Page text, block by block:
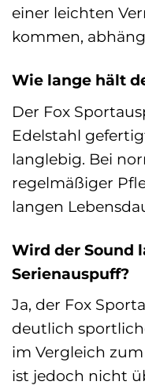
einer leichten
kommen,
Wie lange hält
Der Fox
Edelstahl
langlebig. Bei
regelmäßiger
langen
Wird der Sound
Serienauspuff?
Ja, der Fox
deutlich
im Vergleich
ist jedoch nicht